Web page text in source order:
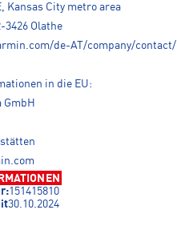
Kansas City metro area
3426 Olathe
de-AT/company/contact/
in die EU:
151415810
30.10.2024